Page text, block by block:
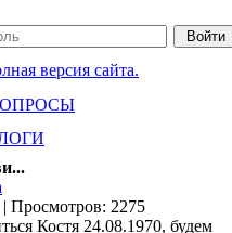
версия сайта.
Просмотров: 2275
Костя 24.08.1970, будем